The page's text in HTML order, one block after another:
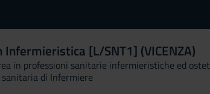
Infermieristica [L/SNT1] (VICENZA)
in professioni sanitarie infermieristiche ed
di Infermiere